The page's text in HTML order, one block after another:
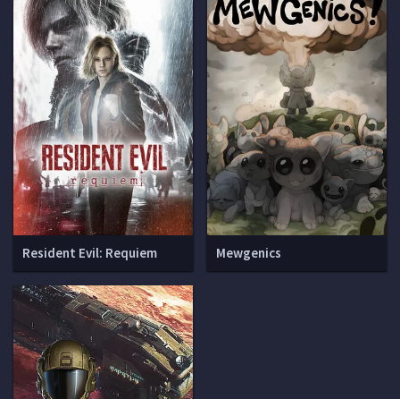
Resident Evil: Requiem Mewgenics